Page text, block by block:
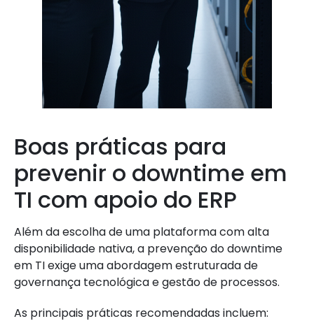
Boas práticas para
prevenir o downtime em
TI com apoio do ERP
Além da escolha de uma plataforma com alta
disponibilidade nativa, a prevenção do downtime
em TI exige uma abordagem estruturada de
governança tecnológica e gestão de processos.
As principais práticas recomendadas incluem: